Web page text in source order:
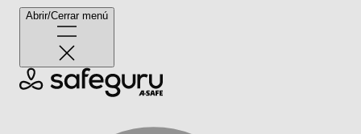
Abrir/Cerrar menú